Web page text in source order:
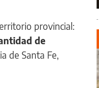
provincial:
de
de Santa Fe,